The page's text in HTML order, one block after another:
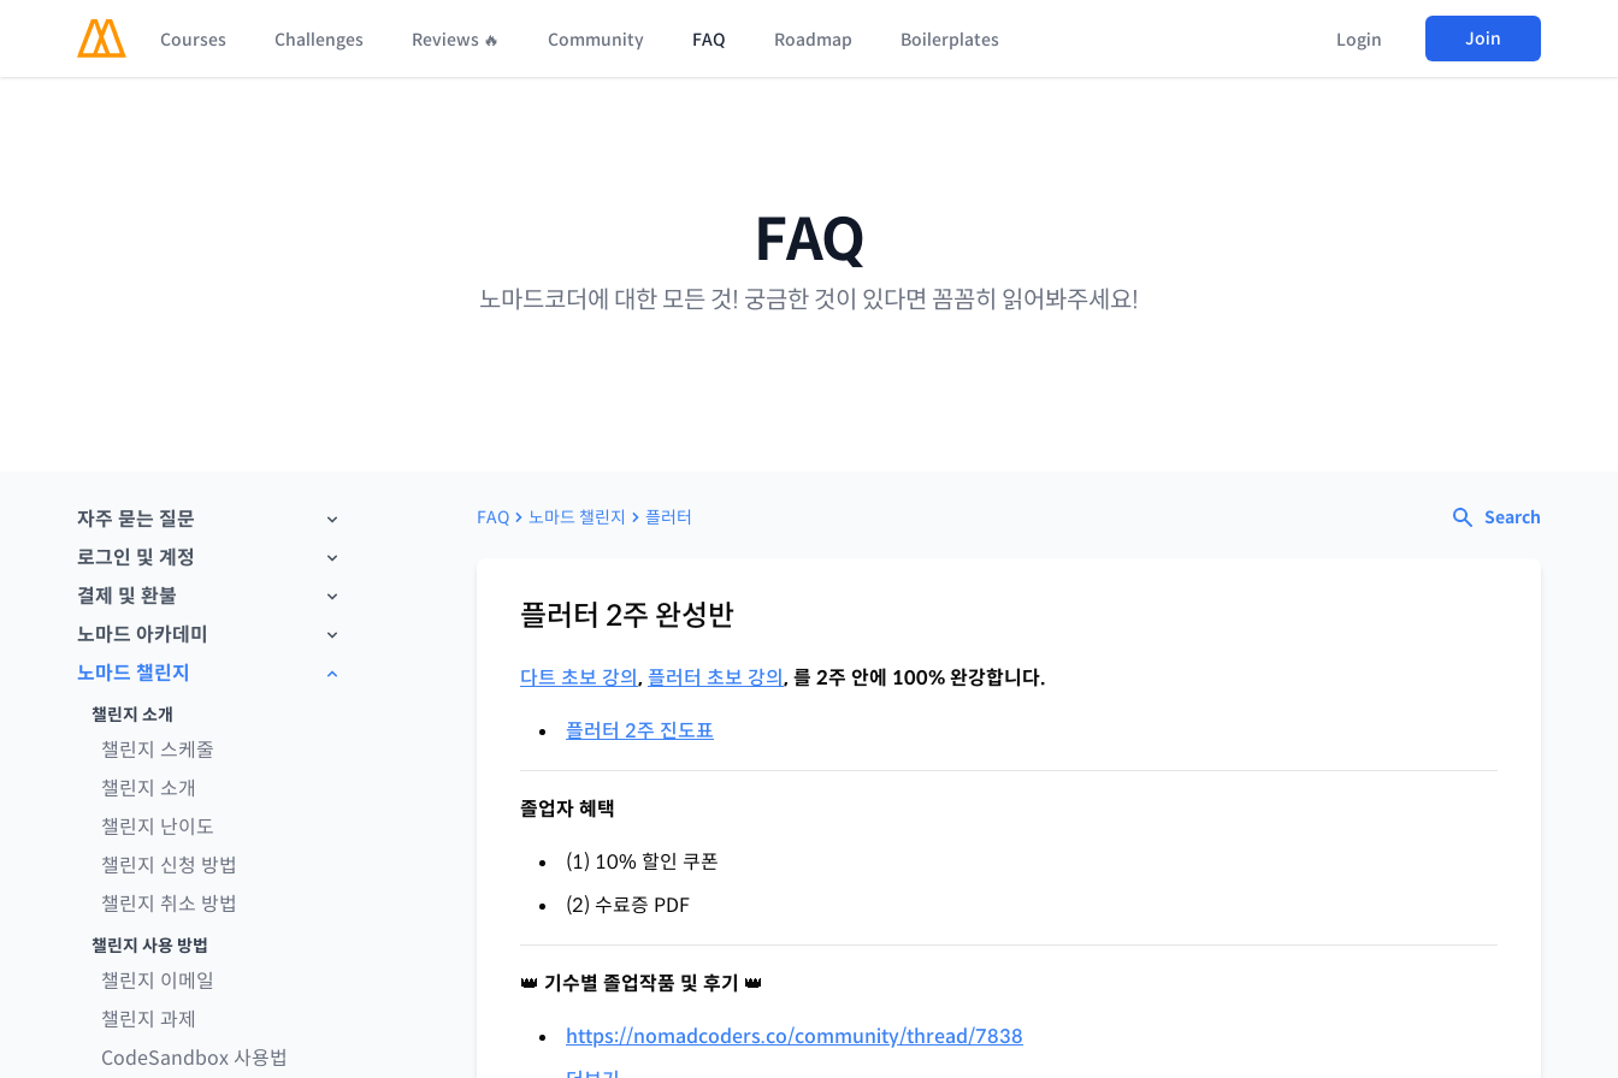
Courses Challenges Reviews 🔥 Community FAQ Roadmap Boilerplates Login Join
FAQ
노마드코더에 대한 모든 것! 궁금한 것이 있다면 꼼꼼히 읽어봐주세요!
자주 묻는 질문
로그인 및 계정
결제 및 환불
노마드 아카데미
노마드 챌린지
챌린지 소개
챌린지 스케줄
챌린지 소개
챌린지 난이도
챌린지 신청 방법
챌린지 취소 방법
챌린지 사용 방법
챌린지 이메일
챌린지 과제
CodeSandbox 사용법
FAQ 노마드 챌린지 플러터 Search
플러터 2주 완성반
다트 초보 강의,플러터 초보 강의, 를 2주 안에 100% 완강합니다.
플러터 2주 진도표
졸업자 혜택
(1) 10% 할인 쿠폰
(2) 수료증 PDF
👑 기수별 졸업작품 및 후기 👑
https://nomadcoders.co/community/thread/7838